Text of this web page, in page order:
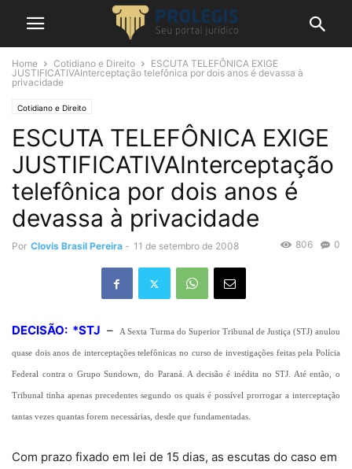
Home Cotidiano e Direito
ESCUTA TELEFÔNICA EXIGE
JUSTIFICATIVAInterceptação telefônica por dois anos é devassa à
privacidade
Cotidiano e Direito
ESCUTA TELEFÔNICA EXIGE
JUSTIFICATIVAInterceptação
telefônica por dois anos é
devassa à privacidade
Por Clovis Brasil Pereira - 11 de setembro de 2008 0
806
DECISÃO: *STJ –A Sexta Turma do Superior Tribunal de Justiça (STJ) anulou
quase dois anos de interceptações telefônicas no curso de investigações feitas pela Polícia
Federal contra o Grupo Sundown, do Paraná. A decisão é inédita no STJ. Até então, o
Tribunal tinha apenas precedentes segundo os quais é possível prorrogar a interceptação
tantas vezes quantas forem necessárias, desde que fundamentadas.
Com prazo fixado em lei de 15 dias, as escutas do caso em